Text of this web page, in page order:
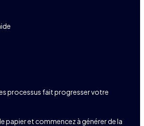
processus fait progresser votre
papier et commencez à générer de la